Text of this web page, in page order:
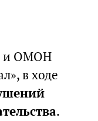
и ОМОН
в ходе
.